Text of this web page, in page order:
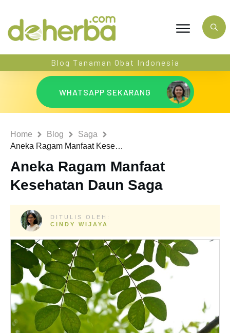
Blog Tanaman Obat Indonesia
WHATSAPP SEKARANG
Home Blog
Saga
Aneka Ragam Manfaat Kesehatan Daun Saga
Aneka Ragam Manfaat
Kesehatan Daun Saga
DITULIS OLEH:
CINDY WIJAYA